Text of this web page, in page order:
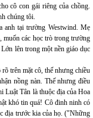
cô con gái riêng của chồng.
chúng tôi.
anh tại trường Westwind. Mẹ
muốn các học trò trong trường
lên trong một nền giáo dục
trên mặt cô, thế nhưng chiều
nồng nàn. Thế nhưng điều
Luật Tân là thuộc địa của Hoa
khó tin quá! Cô đinh ninh có
địa trước kia của họ. ("Những